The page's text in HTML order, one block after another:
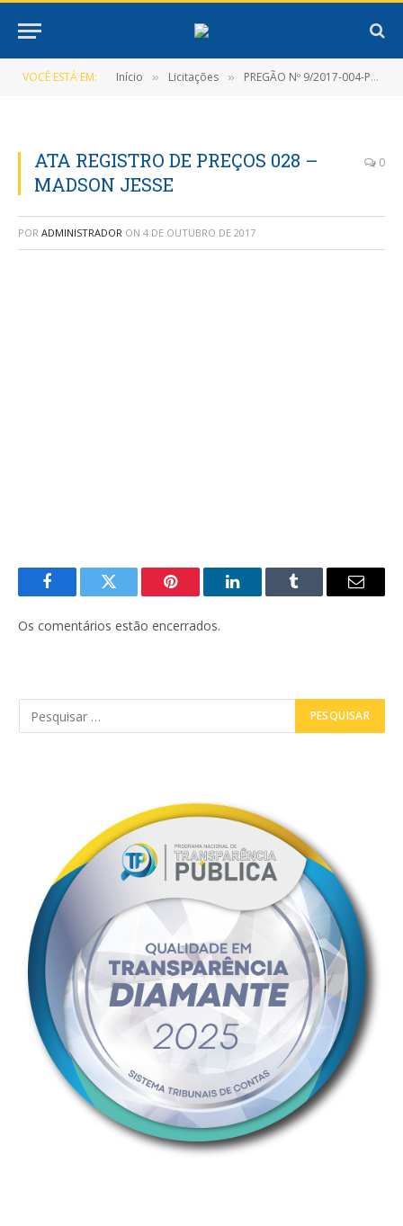
VOCÊ ESTÁ EM: Início » Licitações » PREGÃO Nº 9/2017-004-PMNT-PP-SRP
ATA REGISTRO DE PREÇOS 028 –
MADSON JESSE
0
POR ADMINISTRADOR ON 4 DE OUTUBRO DE 2017
FacebookTwitter Pinterest LinkedInTumblr
E-
Os comentários estão encerrados.